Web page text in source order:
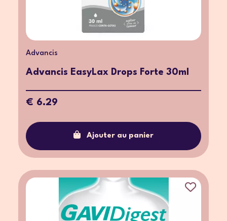
Advancis
Advancis EasyLax Drops Forte 30ml
€ 6.29
Ajouter au panier